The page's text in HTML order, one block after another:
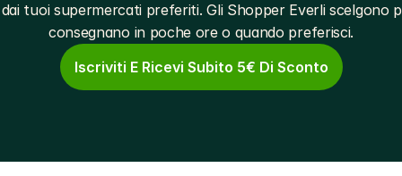
tuoi supermercati preferiti. Gli Shopper Everli scelgono
consegnano in poche ore o quando preferisci.
Iscriviti E Ricevi Subito 5€ Di Sconto